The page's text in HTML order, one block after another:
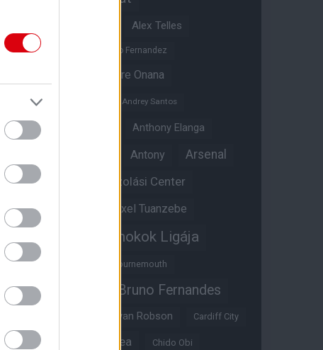
Alex Telles
Altay Bayindir Alvaro Fernandez
Andre Onana
Andreas Pereira
Andrey Santos
Angol válogatott Anthony Elanga
Antony Arsenal
Aston Villa Átigazolási Center
Átigazolások Axel Tuanzebe
Bajnokok Ligája
Benjamin Sesko Bournemouth
Brandon Williams Bruno Fernandes
Bryan Robson Cardiff City
Casemiro Chelsea Chido Obi